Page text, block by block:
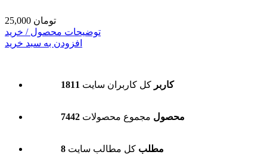
25,000 تومان
توضیحات محصول / خرید
افزودن به سبد خرید
1811 کاربر کل کاربران سایت
7442 محصول مجموع محصولات
8 مطلب کل مطالب سایت